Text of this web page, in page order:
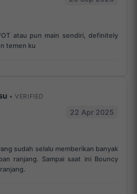
atau pun main sendiri, definitely
temen ku
• VERIFIED
22 Apr 2025
sudah selalu memberikan banyak
ranjang. Sampai saat ini Bouncy